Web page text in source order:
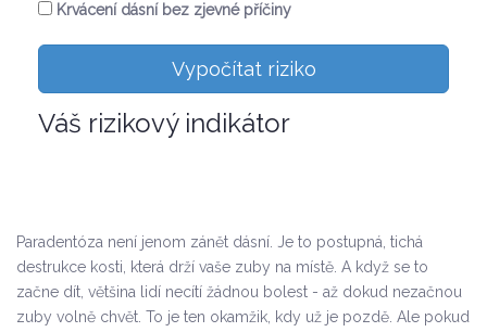
Krvácení dásní bez zjevné příčiny
Vypočítat riziko
Váš rizikový indikátor
Paradentóza není jenom zánět dásní. Je to postupná, tichá
destrukce kosti, která drží vaše zuby na místě. A když se to
začne dít, většina lidí necítí žádnou bolest - až dokud nezačnou
zuby volně chvět. To je ten okamžik, kdy už je pozdě. Ale pokud